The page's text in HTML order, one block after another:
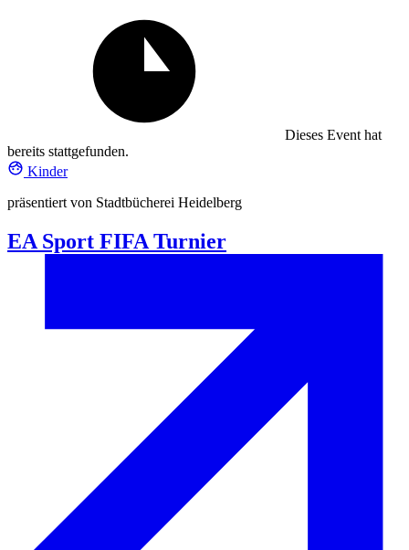
Dieses Event hat
bereits stattgefunden.
Kinder
präsentiert von Stadtbücherei Heidelberg
EA Sport FIFA Turnier